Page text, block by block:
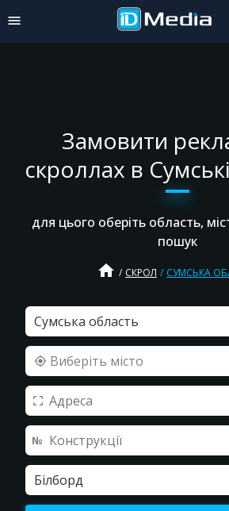
Замовити
скроллах в
для цього оберіть область,
пошук
home СКРОЛ СУМСЬКА
Сумська область
Виберіть місто
Білборд